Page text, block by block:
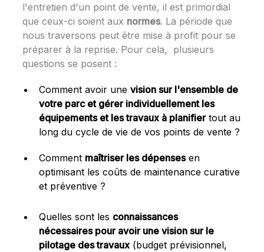
l'entretien d'un point de vente, il est primordial
que ceux-ci soient aux normes. La période que
nous traversons peut être mise à profit pour se
préparer à la reprise. Pour cela, plusieurs
questions se posent :
Comment avoir unevision sur l'ensemble de
votre parc et gérer individuellement les
équipements et les travaux à planifiertout au
long du cycle de vie de vos points de vente ?
Comment maîtriser les dépensesen
optimisant les coûts de maintenance curative
et préventive ?
Quelles sont les connaissances
nécessaires pour avoir une vision sur le
pilotage des travaux (budget prévisionnel,